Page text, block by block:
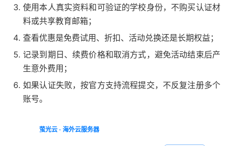
使用本人真实资料和可验证的学校身份，不购买认证材
料或共享教育邮箱；
查看优惠是免费试用、折扣、活动兑换还是长期权益；
记录到期日、续费价格和取消方式，避免活动结束后产
生意外费用；
如果认证失败，按官方支持流程提交，不反复注册多个
账号。
萤光云 · 海外云服务器